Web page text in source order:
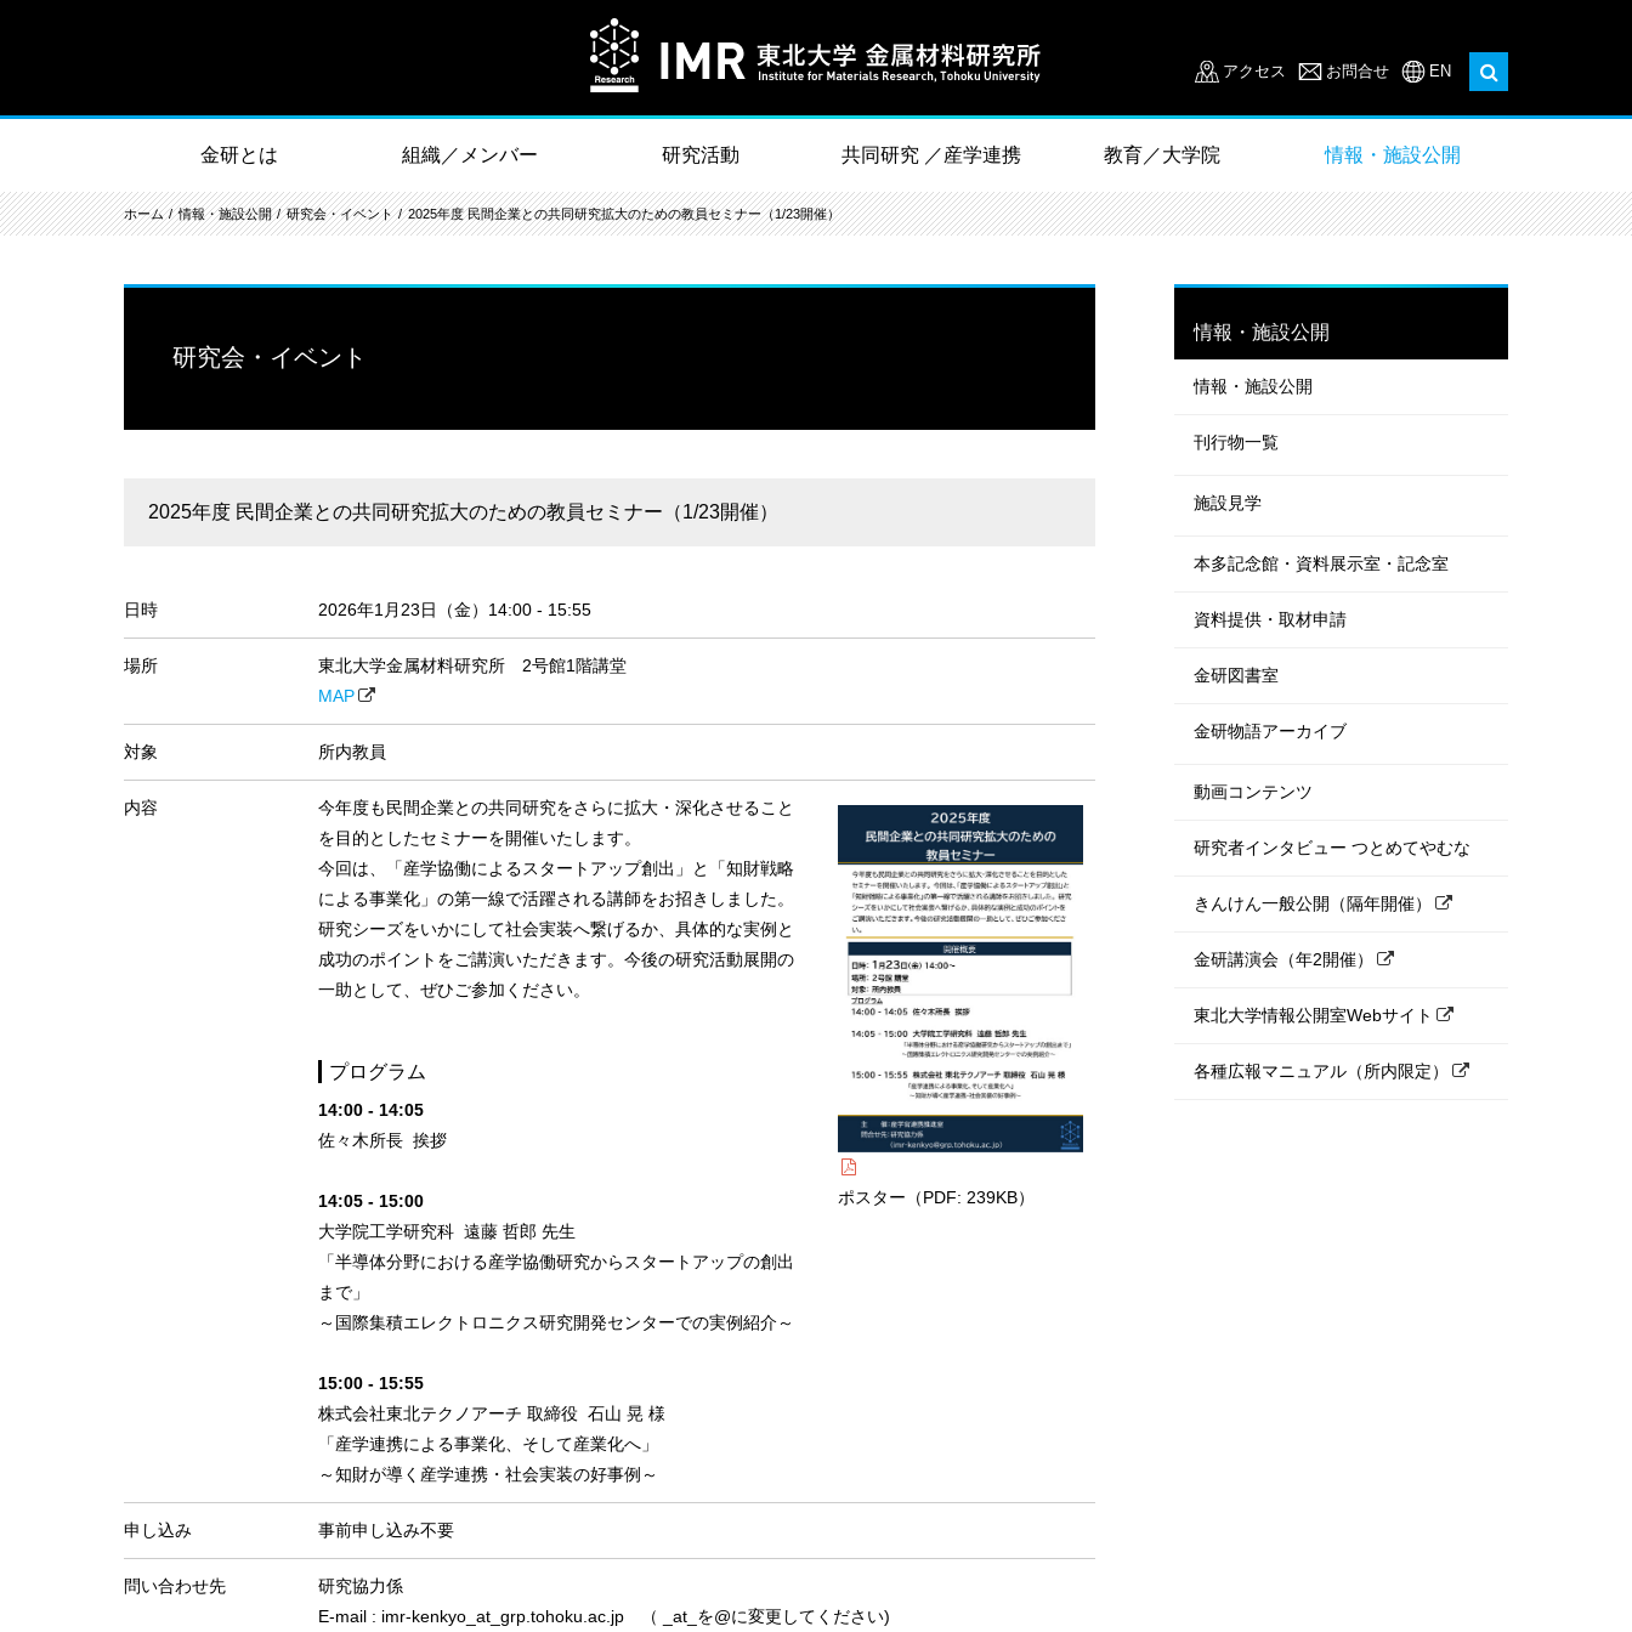
アクセス お問合せ EN
金研とは 組織／メンバー 研究活動 共同研究 ／産学連携 教育／大学院 情報・施設公開
ホーム 情報・施設公開 研究会・イベント 2025年度 民間企業との共同研究拡大のための教員セミナー（1/23開催）
研究会・イベント
2025年度 民間企業との共同研究拡大のための教員セミナー（1/23開催）
日時 2026年1月23日（金）14:00 - 15:55
場所
東北大学金属材料研究所 2号館1階講堂
MAP
対象 所内教員
内容
ポスター（PDF: 239KB）
今年度も民間企業との共同研究をさらに拡大・深化させること
を目的としたセミナーを開催いたします。
今回は、「産学協働によるスタートアップ創出」と「知財戦略
による事業化」の第一線で活躍される講師をお招きしました。
研究シーズをいかにして社会実装へ繋げるか、具体的な実例と
成功のポイントをご講演いただきます。今後の研究活動展開の
一助として、ぜひご参加ください。
プログラム
14:00 - 14:05
佐々木所長 挨拶
14:05 - 15:00
大学院工学研究科 遠藤 哲郎 先生
「半導体分野における産学協働研究からスタートアップの創出
まで」
～国際集積エレクトロニクス研究開発センターでの実例紹介～
15:00 - 15:55
株式会社東北テクノアーチ 取締役 石山 晃 様
「産学連携による事業化、そして産業化へ」
～知財が導く産学連携・社会実装の好事例～
申し込み 事前申し込み不要
問い合わせ先
研究協力係
E-mail : imr-kenkyo_at_grp.tohoku.ac.jp （ _at_を@に変更してください)
情報・施設公開
情報・施設公開
刊行物一覧
施設見学
本多記念館・資料展示室・記念室
資料提供・取材申請
金研図書室
金研物語アーカイブ
動画コンテンツ
研究者インタビュー つとめてやむな
きんけん一般公開（隔年開催）
金研講演会（年2開催）
東北大学情報公開室Webサイト
各種広報マニュアル（所内限定）